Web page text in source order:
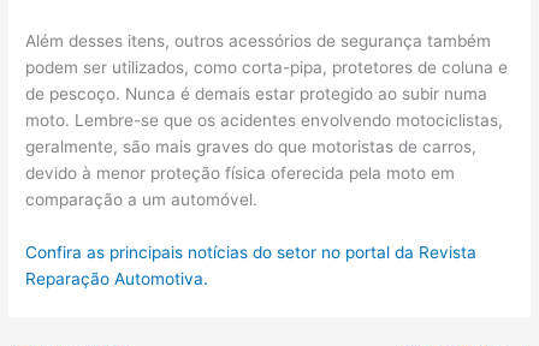
Além desses itens, outros acessórios de segurança também
podem ser utilizados, como corta-pipa, protetores de coluna e
de pescoço. Nunca é demais estar protegido ao subir numa
moto. Lembre-se que os acidentes envolvendo motociclistas,
geralmente, são mais graves do que motoristas de carros,
devido à menor proteção física oferecida pela moto em
comparação a um automóvel.
Confira as principais notícias do setor no portal da Revista
Reparação Automotiva.